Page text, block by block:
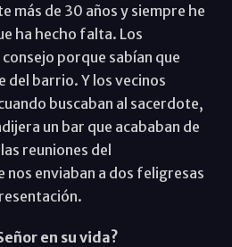
más de 30 años y siempre he
ha hecho falta. Los
porque sabían que
del barrio. Y los vecinos
buscaban al sacerdote,
un bar que acababan de
reuniones del
nos enviaban a dos feligresas
en su vida?